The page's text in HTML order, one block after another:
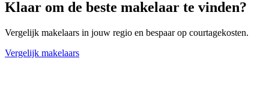
Klaar om de beste makelaar te vinden?
Vergelijk makelaars in jouw regio en bespaar op courtagekosten.
Vergelijk makelaars